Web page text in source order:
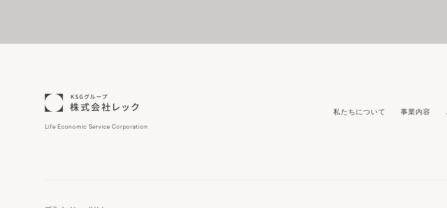
Life Economic Service Corporation
私たちについて 事業内容